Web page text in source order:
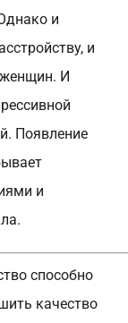
и
и
женщин. И
Появление
и
способно
качество